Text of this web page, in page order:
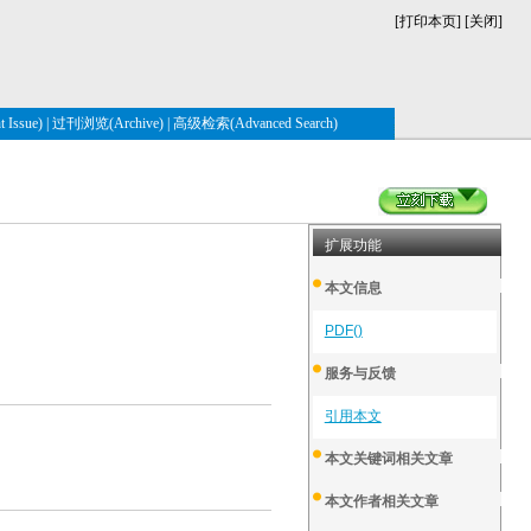
[打印本页] [关闭]
Issue)| 过刊浏览(Archive)| 高级检索(Advanced Search)
扩展功能
本文信息
PDF()
服务与反馈
引用本文
本文关键词相关文章
本文作者相关文章